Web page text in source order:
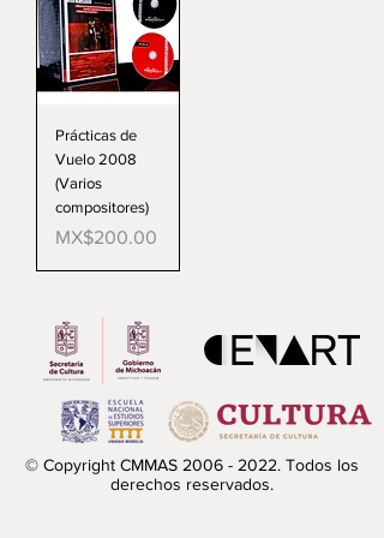
Prácticas de
Vuelo 2008
(Varios
compositores)
Price
MX$200.00
© Copyright CMMAS 2006 - 2022. Todos los
derechos reservados.